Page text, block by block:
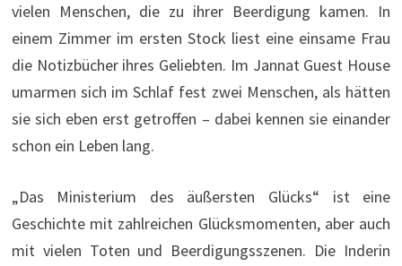
vielen Menschen, die zu ihrer Beerdigung kamen. In
einem Zimmer im ersten Stock liest eine einsame Frau
die Notizbücher ihres Geliebten. Im Jannat Guest House
umarmen sich im Schlaf fest zwei Menschen, als hätten
sie sich eben erst getroffen – dabei kennen sie einander
schon ein Leben lang.
„Das Ministerium des äußersten Glücks“ ist eine
Geschichte mit zahlreichen Glücksmomenten, aber auch
mit vielen Toten und Beerdigungsszenen. Die Inderin